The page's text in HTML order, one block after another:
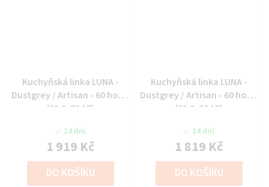
Kuchyňská linka LUNA -
Dustgrey / Artisan - 60 horní
(60 G-72 1F)
14 dní
1 919 Kč
DO KOŠÍKU
Kuchyňská linka LUNA -
Dustgrey / Artisan - 60 horní
(60 G-90 1F)
14 dní
1 819 Kč
DO KOŠÍKU